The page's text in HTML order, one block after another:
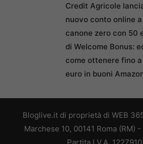
Credit Agricole
nuovo conto online a
canone zero con 50
di Welcome Bonus:
come ottenere fino
euro in buoni
Bloglive.it di proprietà di WEB
Marchese 10, 00141 Roma (RM)